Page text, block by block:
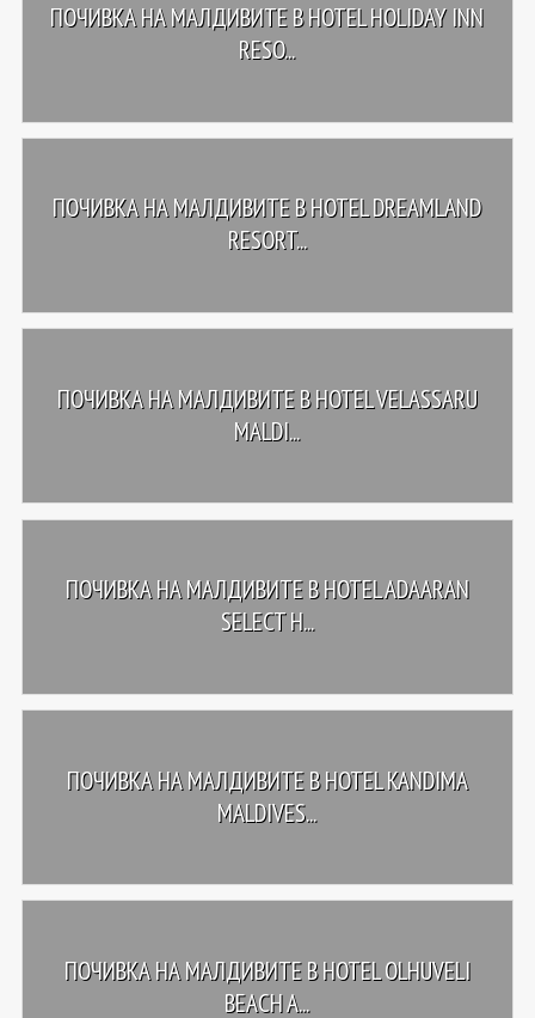
ПОЧИВКА НА МАЛДИВИТЕ В HOTEL HOLIDAY INN
RESO...
ПОЧИВКА НА МАЛДИВИТЕ В HOTEL DREAMLAND
RESORT...
ПОЧИВКА НА МАЛДИВИТЕ В HOTEL VELASSARU
MALDI...
ПОЧИВКА НА МАЛДИВИТЕ В HOTEL ADAARAN
SELECT H...
ПОЧИВКА НА МАЛДИВИТЕ В HOTEL KANDIMA
MALDIVES...
ПОЧИВКА НА МАЛДИВИТЕ В HOTEL OLHUVELI
BEACH A...